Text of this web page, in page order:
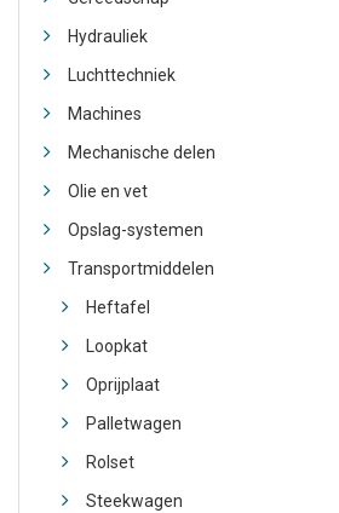
Hydrauliek
Luchttechniek
Machines
Mechanische delen
Olie en vet
Opslag-systemen
Transportmiddelen
Heftafel
Loopkat
Oprijplaat
Palletwagen
Rolset
Steekwagen